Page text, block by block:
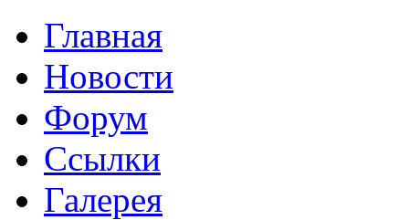
Главная
Новости
Форум
Ссылки
Галерея